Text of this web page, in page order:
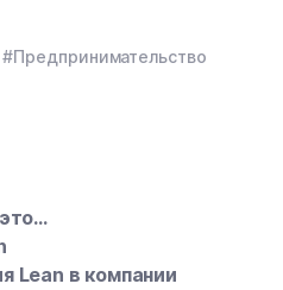
#Предпринимательство
Lean в компании